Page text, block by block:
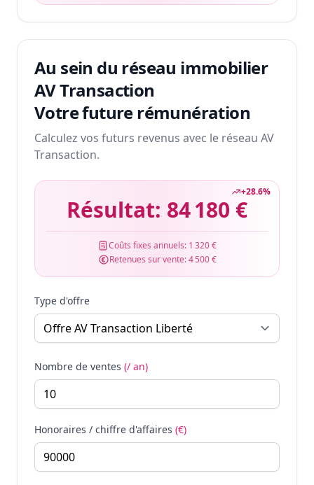
Au sein du réseau immobilier
AV Transaction
Votre future rémunération
Calculez vos futurs revenus avec le réseau AV
Transaction.
+28.6%
Résultat: 84 180 €
Coûts fixes annuels: 1 320 €
Retenues sur vente:4 500 €
Type d'offre
Nombre de ventes (/ an)
Honoraires / chiffre d'affaires (€)